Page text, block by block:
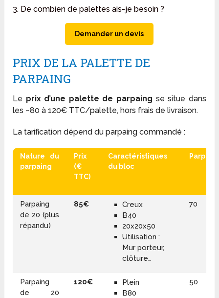
3. De combien de palettes ais-je besoin ?
Demander un devis
PRIX DE LA PALETTE DE
PARPAING
Le prix d’une palette de parpaing se situe dans
les ~80 à 120€ TTC/palette, hors frais de livraison.
La tarification dépend du parpaing commandé :
Nature du
parpaing
Prix
(€
TTC)
Caractéristiques
du bloc
Parpaing
de 20 (plus
répandu)
85€
Creux
B40
20x20x50
Utilisation :
Mur porteur,
clôture…
70
Parpaing
de 20
120€
Plein
B80
50